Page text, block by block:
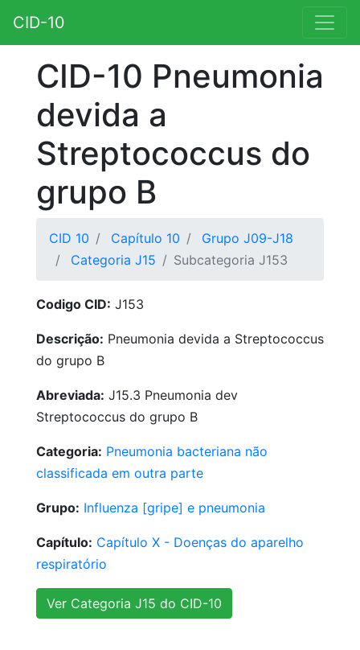
CID-10
CID-10 Pneumonia
devida a
Streptococcus do
grupo B
CID 10 Capítulo 10
Grupo J09-J18
Categoria J15
Subcategoria J153
Codigo CID: J153
Descrição: Pneumonia devida a Streptococcus
do grupo B
Abreviada: J15.3 Pneumonia dev
Streptococcus do grupo B
Categoria: Pneumonia bacteriana não
classificada em outra parte
Grupo: Influenza [gripe] e pneumonia
Capítulo: Capítulo X - Doenças do aparelho
respiratório
Ver Categoria J15 do CID-10